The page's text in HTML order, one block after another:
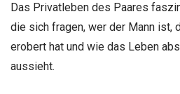
Das Privatleben des Paares
die sich fragen, wer der Mann ist,
erobert hat und wie das Leben
aussieht.